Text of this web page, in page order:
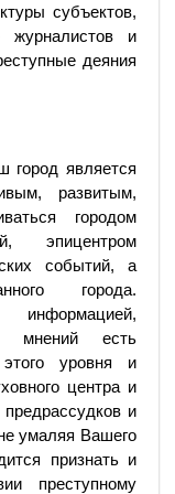
субъектов,
журналистов и
деяния
город является
развитым,
городом
эпицентром
событий, а
города.
мнений есть
уровня и
центра и
и
умаляя Вашего
признать и
преступному